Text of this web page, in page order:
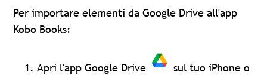
Per importare elementi da Google Drive all'app
Kobo Books:
Apri l'app Google Drive
sul tuo iPhone o